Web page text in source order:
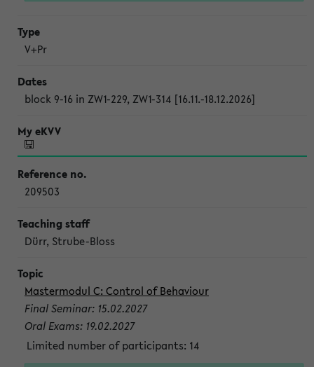
V+Pr
block 9-16 in ZW1-229, ZW1-314 [16.11.-18.12.2026]
209503
Dürr, Strube-Bloss
Mastermodul C: Control of Behaviour
Final Seminar: 15.02.2027
Oral Exams: 19.02.2027
Limited number of participants: 14